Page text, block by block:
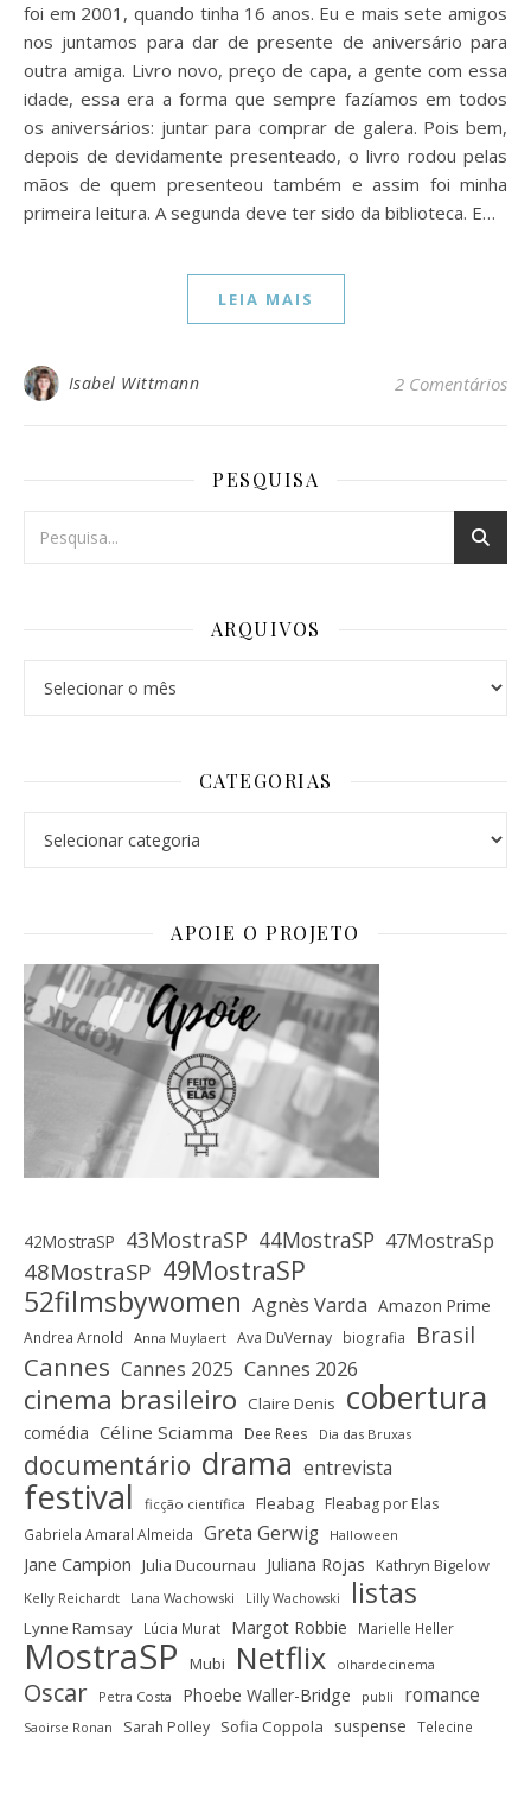
foi em 2001, quando tinha 16 anos. Eu e mais sete amigos
nos juntamos para dar de presente de aniversário para
outra amiga. Livro novo, preço de capa, a gente com essa
idade, essa era a forma que sempre fazíamos em todos
os aniversários: juntar para comprar de galera. Pois bem,
depois de devidamente presenteado, o livro rodou pelas
mãos de quem presenteou também e assim foi minha
primeira leitura. A segunda deve ter sido da biblioteca. E…
LEIA MAIS
Isabel Wittmann 2 Comentários
PESQUISA
ARQUIVOS
CATEGORIAS
APOIE O PROJETO
42MostraSP 43MostraSP 44MostraSP 47MostraSp
48MostraSP 49MostraSP
52filmsbywomen Agnès Varda Amazon Prime
Andrea Arnold Anna Muylaert Ava DuVernay biografia Brasil
Cannes Cannes 2025 Cannes 2026
cinema brasileiro Claire Denis cobertura
comédia Céline Sciamma Dee Rees Dia das Bruxas
documentário drama entrevista
festival ficção científica Fleabag Fleabag por Elas
Gabriela Amaral Almeida Greta Gerwig Halloween
Jane Campion Julia Ducournau Juliana Rojas Kathryn Bigelow
Kelly Reichardt Lana Wachowski Lilly Wachowski listas
Lynne Ramsay Lúcia Murat Margot Robbie Marielle Heller
MostraSP Mubi Netflix olhardecinema
Oscar Petra Costa Phoebe Waller-Bridge publi romance
Saoirse Ronan Sarah Polley Sofia Coppola suspense Telecine